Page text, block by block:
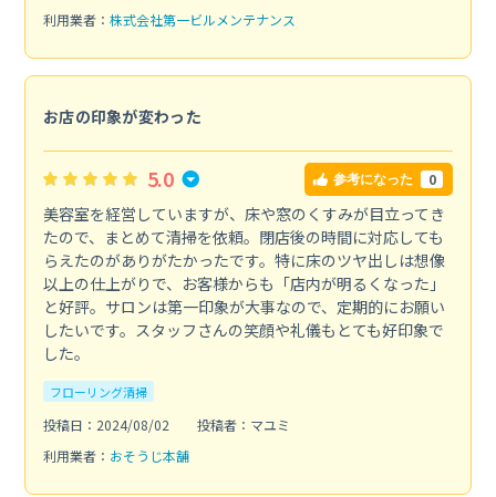
利用業者： 株式会社第一ビルメンテナンス
お店の印象が変わった
5.0 参考になった 0
美容室を経営していますが、床や窓のくすみが目立ってき
たので、まとめて清掃を依頼。閉店後の時間に対応しても
らえたのがありがたかったです。特に床のツヤ出しは想像
以上の仕上がりで、お客様からも「店内が明るくなった」
と好評。サロンは第一印象が大事なので、定期的にお願い
したいです。スタッフさんの笑顔や礼儀もとても好印象で
した。
フローリング清掃
投稿日：2024/08/02
投稿者：マユミ
利用業者： おそうじ本舗